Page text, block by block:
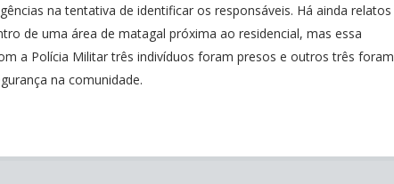
na tentativa de identificar os responsáveis. Há ainda relatos
de uma área de matagal próxima ao residencial, mas essa
a Polícia Militar três indivíduos foram presos e outros três foram
na comunidade.